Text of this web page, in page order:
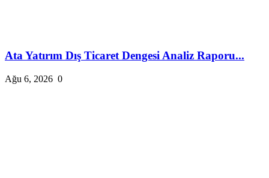
Ata Yatırım Dış Ticaret Dengesi Analiz Raporu...
Ağu 6, 2026 0